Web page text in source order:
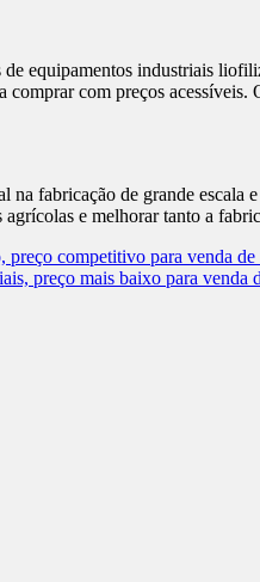
equipamentos industriais
com preços
fabricação de grande
e melhorar tanto a
preço competitivo para venda
preço mais baixo para